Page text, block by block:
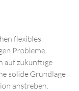
flexibles
Probleme,
auf zukünftige
solide Grundlage
anstreben.